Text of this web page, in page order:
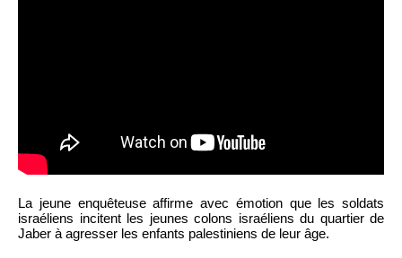
La jeune enquêteuse affirme avec émotion que les soldats
israéliens incitent les jeunes colons israéliens du quartier de
Jaber à agresser les enfants palestiniens de leur âge.